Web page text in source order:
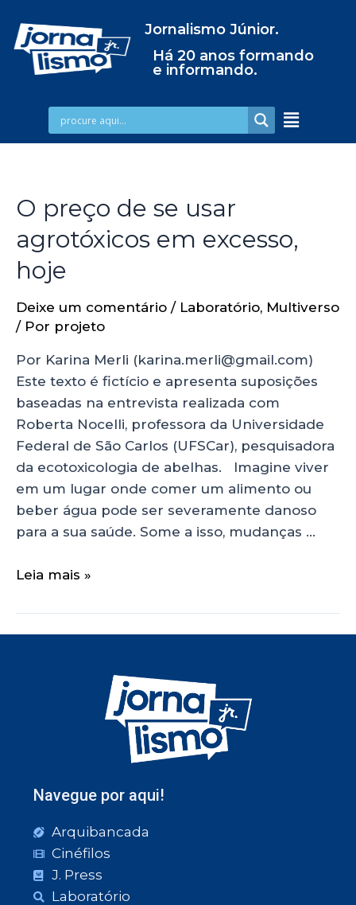
Jornalismo Júnior.
Há 20 anos formando
e informando.
O preço de se usar
agrotóxicos em excesso,
hoje
Deixe um comentário / Laboratório, Multiverso
/ Por projeto
Por Karina Merli (karina.merli@gmail.com)
Este texto é fictício e apresenta suposições
baseadas na entrevista realizada com
Roberta Nocelli, professora da Universidade
Federal de São Carlos (UFSCar), pesquisadora
da ecotoxicologia de abelhas. Imagine viver
em um lugar onde comer um alimento ou
beber água pode ser severamente danoso
para a sua saúde. Some a isso, mudanças …
Leia mais »
Navegue por aqui!
Arquibancada
Cinéfilos
J. Press
Laboratório